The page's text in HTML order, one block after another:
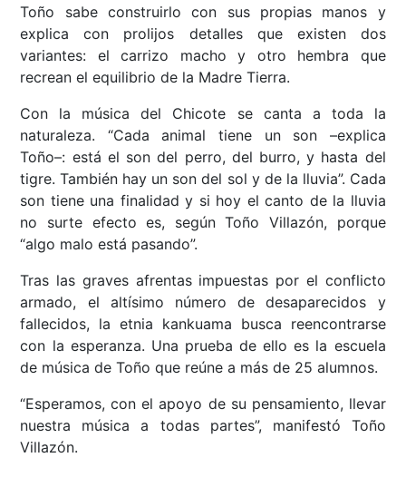
Toño sabe construirlo con sus propias manos y
explica con prolijos detalles que existen dos
variantes: el carrizo macho y otro hembra que
recrean el equilibrio de la Madre Tierra.
Con la música del Chicote se canta a toda la
naturaleza. “Cada animal tiene un son –explica
Toño–: está el son del perro, del burro, y hasta del
tigre. También hay un son del sol y de la lluvia”. Cada
son tiene una finalidad y si hoy el canto de la lluvia
no surte efecto es, según Toño Villazón, porque
“algo malo está pasando”.
Tras las graves afrentas impuestas por el conflicto
armado, el altísimo número de desaparecidos y
fallecidos, la etnia kankuama busca reencontrarse
con la esperanza. Una prueba de ello es la escuela
de música de Toño que reúne a más de 25 alumnos.
“Esperamos, con el apoyo de su pensamiento, llevar
nuestra música a todas partes”, manifestó Toño
Villazón.